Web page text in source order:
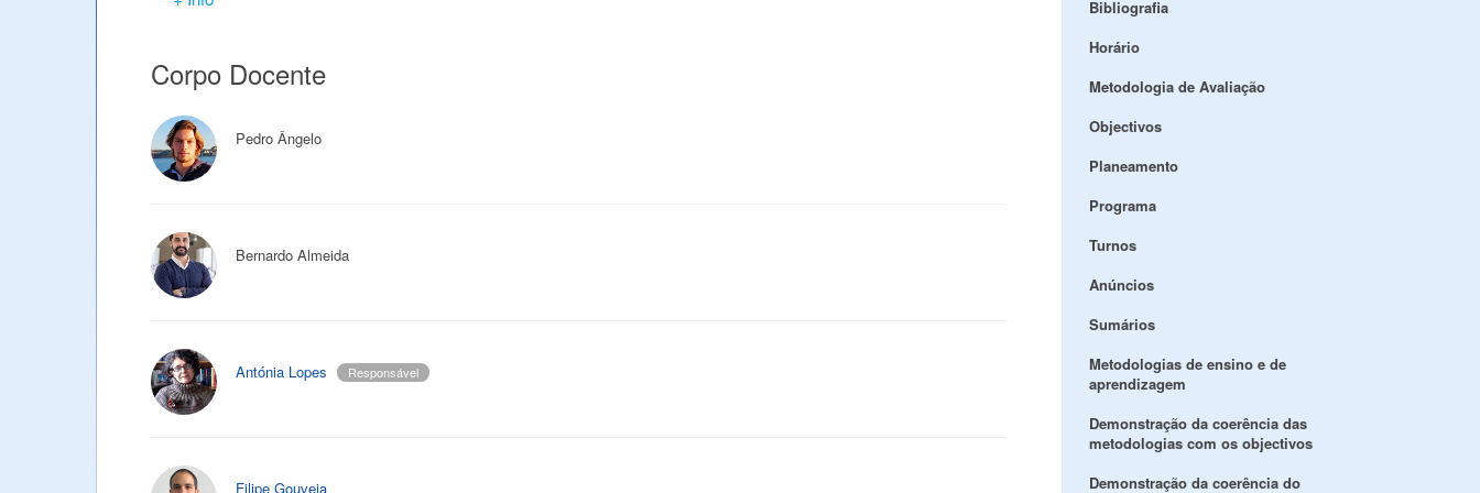
Corpo Docente
Pedro Ângelo
Bernardo Almeida
Antónia Lopes Responsável
Filipe Gouveia
Bibliografia
Horário
Metodologia de Avaliação
Objectivos
Planeamento
Programa
Turnos
Anúncios
Sumários
Metodologias de ensino e de
aprendizagem
Demonstração da coerência das
metodologias com os objectivos
Demonstração da coerência do